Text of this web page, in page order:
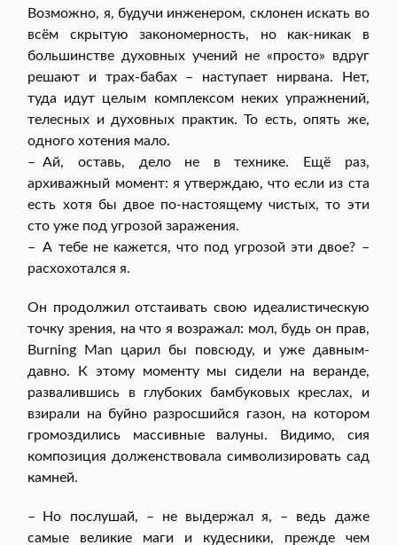
Возможно, я, будучи инженером, склонен искать во
всём скрытую закономерность, но как-никак в
большинстве духовных учений не «просто» вдруг
решают и трах-бабах – наступает нирвана. Нет,
туда идут целым комплексом неких упражнений,
телесных и духовных практик. То есть, опять же,
одного хотения мало.
– Ай, оставь, дело не в технике. Ещё раз,
архиважный момент: я утверждаю, что если из ста
есть хотя бы двое по-настоящему чистых, то эти
сто уже под угрозой заражения.
– А тебе не кажется, что под угрозой эти двое? –
расхохотался я.
Он продолжил отстаивать свою идеалистическую
точку зрения, на что я возражал: мол, будь он прав,
Burning Man царил бы повсюду, и уже давным-
давно. К этому моменту мы сидели на веранде,
развалившись в глубоких бамбуковых креслах, и
взирали на буйно разросшийся газон, на котором
громоздились массивные валуны. Видимо, сия
композиция долженствовала символизировать сад
камней.
– Но послушай, – не выдержал я, – ведь даже
самые великие маги и кудесники, прежде чем